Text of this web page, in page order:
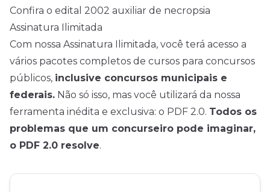
Confira o edital 2002 auxiliar de necropsia
Assinatura Ilimitada
Com nossa Assinatura Ilimitada, você terá acesso a
vários pacotes completos de cursos para concursos
públicos, inclusive concursos municipais e
federais. Não só isso, mas você utilizará da nossa
ferramenta inédita e exclusiva: o PDF 2.0. Todos os
problemas que um concurseiro pode imaginar,
o PDF 2.0 resolve.